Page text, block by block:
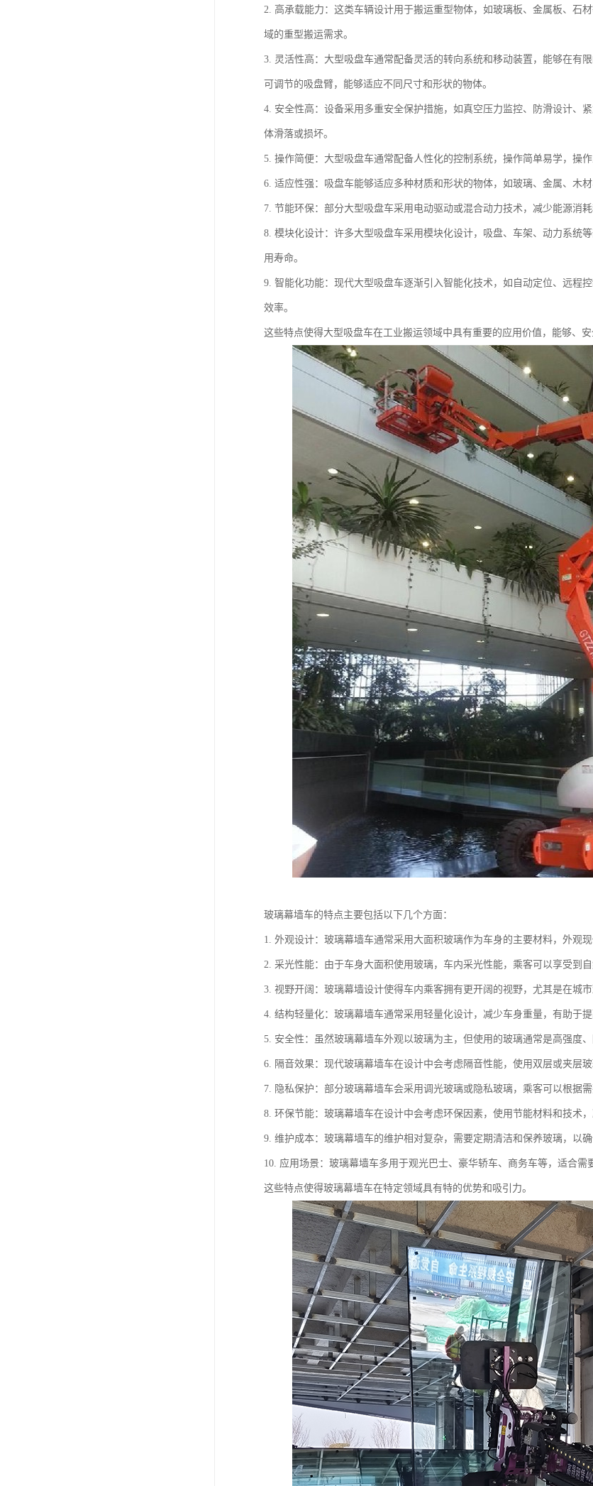
2. 高承载能力：这类车辆设计用于搬运重型物体，如玻璃板、金属板、石
域的重型搬运需求。
3. 灵活性高：大型吸盘车通常配备灵活的转向系统和移动装置，能够在有
可调节的吸盘臂，能够适应不同尺寸和形状的物体。
4. 安全性高：设备采用多重安全保护措施，如真空压力监控、防滑设计、
体滑落或损坏。
5. 操作简便：大型吸盘车通常配备人性化的控制系统，操作简单易学，操
6. 适应性强：吸盘车能够适应多种材质和形状的物体，如玻璃、金属、木
7. 节能环保：部分大型吸盘车采用电动驱动或混合动力技术，减少能源消
8. 模块化设计：许多大型吸盘车采用模块化设计，吸盘、车架、动力系统
用寿命。
9. 智能化功能：现代大型吸盘车逐渐引入智能化技术，如自动定位、远程
效率。
这些特点使得大型吸盘车在工业搬运领域中具有重要的应用价值，能够、安
玻璃幕墙车的特点主要包括以下几个方面：
1. 外观设计：玻璃幕墙车通常采用大面积玻璃作为车身的主要材料，外观
2. 采光性能：由于车身大面积使用玻璃，车内采光性能，乘客可以享受到
3. 视野开阔：玻璃幕墙设计使得车内乘客拥有更开阔的视野，尤其是在城
4. 结构轻量化：玻璃幕墙车通常采用轻量化设计，减少车身重量，有助于
5. 安全性：虽然玻璃幕墙车外观以玻璃为主，但使用的玻璃通常是高强度
6. 隔音效果：现代玻璃幕墙车在设计中会考虑隔音性能，使用双层或夹层
7. 隐私保护：部分玻璃幕墙车会采用调光玻璃或隐私玻璃，乘客可以根据
8. 环保节能：玻璃幕墙车在设计中会考虑环保因素，使用节能材料和技术
9. 维护成本：玻璃幕墙车的维护相对复杂，需要定期清洁和保养玻璃，以确
10. 应用场景：玻璃幕墙车多用于观光巴士、豪华轿车、商务车等，适合需
这些特点使得玻璃幕墙车在特定领域具有特的优势和吸引力。